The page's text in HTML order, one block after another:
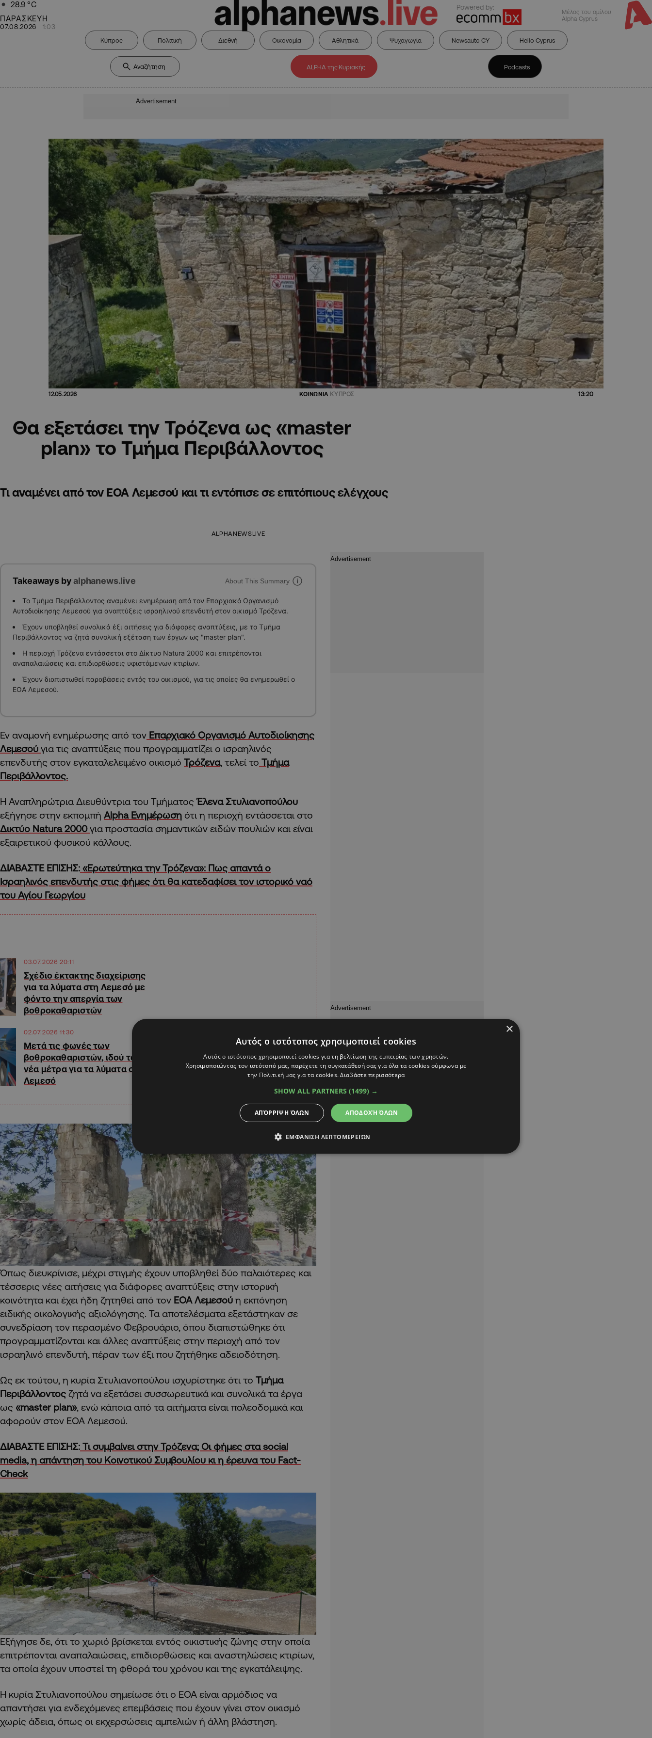
28.9 °C
ΠΑΡΑΣΚΕΥΗ
07.08.2026 1:03
Powered by:
Μέλος του ομίλου
Alpha Cyprus
Κύπρος Πολιτική Διεθνή Οικονομία Αθλητικά Ψυχαγωγία Newsauto CY Hello Cyprus
ALPHA της Κυριακής Podcasts
Advertisement
12.05.2026 ΚΟΙΝΩΝΙΑ ΚΥΠΡΟΣ 13:20
Θα εξετάσει την Τρόζενα ως «master
plan» το Τμήμα Περιβάλλοντος
Τι αναμένει από τον ΕΟΑ Λεμεσού και τι εντόπισε σε επιτόπιους ελέγχους
ALPHANEWSLIVE
Takeaways byalphanews.live About This Summary
Το Τμήμα Περιβάλλοντος αναμένει ενημέρωση από τον Επαρχιακό Οργανισμό
Αυτοδιοίκησης Λεμεσού για αναπτύξεις ισραηλινού επενδυτή στον οικισμό Τρόζενα.
Έχουν υποβληθεί συνολικά έξι αιτήσεις για διάφορες αναπτύξεις, με το Τμήμα
Περιβάλλοντος να ζητά συνολική εξέταση των έργων ως "master plan".
Η περιοχή Τρόζενα εντάσσεται στο Δίκτυο Natura 2000 και επιτρέπονται
αναπαλαιώσεις και επιδιορθώσεις υφιστάμενων κτιρίων.
Έχουν διαπιστωθεί παραβάσεις εντός του οικισμού, για τις οποίες θα ενημερωθεί ο
ΕΟΑ Λεμεσού.
Εν αναμονή ενημέρωσης από τον Επαρχιακό Οργανισμό Αυτοδιοίκησης
Λεμεσού για τις αναπτύξεις που προγραμματίζει ο ισραηλινός
επενδυτής στον εγκαταλελειμένο οικισμό Τρόζενα, τελεί το Τμήμα
Περιβάλλοντος.
Η Αναπληρώτρια Διευθύντρια του ΤμήματοςΈλενα Στυλιανοπούλου
εξήγησε στην εκπομπή Alpha Ενημέρωση ότι η περιοχή εντάσσεται στο
Δικτύο Natura 2000για προστασία σημαντικών ειδών πουλιών και είναι
εξαιρετικού φυσικού κάλλους.
ΔΙΑΒΑΣΤΕ ΕΠΙΣΗΣ: «Ερωτεύτηκα την Τρόζενα»: Πως απαντά ο
Ισραηλινός επενδυτής στις φήμες ότι θα κατεδαφίσει τον ιστορικό ναό
του Αγίου Γεωργίου
03.07.2026 20:11
Σχέδιο έκτακτης διαχείρισης
για τα λύματα στη Λεμεσό με
φόντο την απεργία των
βοθροκαθαριστών
02.07.2026 11:30
Μετά τις φωνές των
βοθροκαθαριστών, ιδού τα
νέα μέτρα για τα λύματα στη
Λεμεσό
Όπως διευκρίνισε, μέχρι στιγμής έχουν υποβληθεί δύο παλαιότερες και
τέσσερις νέες αιτήσεις για διάφορες αναπτύξεις στην ιστορική
κοινότητα και έχει ήδη ζητηθεί από τον ΕΟΑ Λεμεσού η εκπόνηση
ειδικής οικολογικής αξιολόγησης. Τα αποτελέσματα εξετάστηκαν σε
συνεδρίαση τον περασμένο Φεβρουάριο, όπου διαπιστώθηκε ότι
προγραμματίζονται και άλλες αναπτύξεις στην περιοχή από τον
ισραηλινό επενδυτή, πέραν των έξι που ζητήθηκε αδειοδότηση.
Ως εκ τούτου, η κυρία Στυλιανοπούλου ισχυρίστηκε ότι το Τμήμα
Περιβάλλοντος ζητά να εξετάσει συσσωρευτικά και συνολικά τα έργα
ως «master plan», ενώ κάποια από τα αιτήματα είναι πολεοδομικά και
αφορούν στον ΕΟΑ Λεμεσού.
ΔΙΑΒΑΣΤΕ ΕΠΙΣΗΣ: Τι συμβαίνει στην Τρόζενα; Οι φήμες στα social
media, η απάντηση του Κοινοτικού Συμβουλίου κι η έρευνα του Fact-
Check
Εξήγησε δε, ότι το χωριό βρίσκεται εντός οικιστικής ζώνης στην οποία
επιτρέπονται αναπαλαιώσεις, επιδιορθώσεις και αναστηλώσεις κτιρίων,
τα οποία έχουν υποστεί τη φθορά του χρόνου και της εγκατάλειψης.
Η κυρία Στυλιανοπούλου σημείωσε ότι ο ΕΟΑ είναι αρμόδιος να
απαντήσει για ενδεχόμενες επεμβάσεις που έχουν γίνει στον οικισμό
χωρίς άδεια, όπως οι εκχερσώσεις αμπελιών ή άλλη βλάστηση.
×
Αυτός ο ιστότοπος χρησιμοποιεί cookies
Αυτός ο ιστότοπος χρησιμοποιεί cookies για τη βελτίωση της εμπειρίας των χρηστών.
Χρησιμοποιώντας τον ιστότοπό μας, παρέχετε τη συγκατάθεσή σας για όλα τα cookies σύμφωνα με
την Πολιτική μας για τα cookies.Διαβάστε περισσότερα
SHOW ALL PARTNERS (1499) →
ΑΠΟΔΟΧΉ ΌΛΩΝ
ΑΠΌΡΡΙΨΗ ΌΛΩΝ
ΕΜΦΆΝΙΣΗ ΛΕΠΤΟΜΕΡΕΙΏΝ